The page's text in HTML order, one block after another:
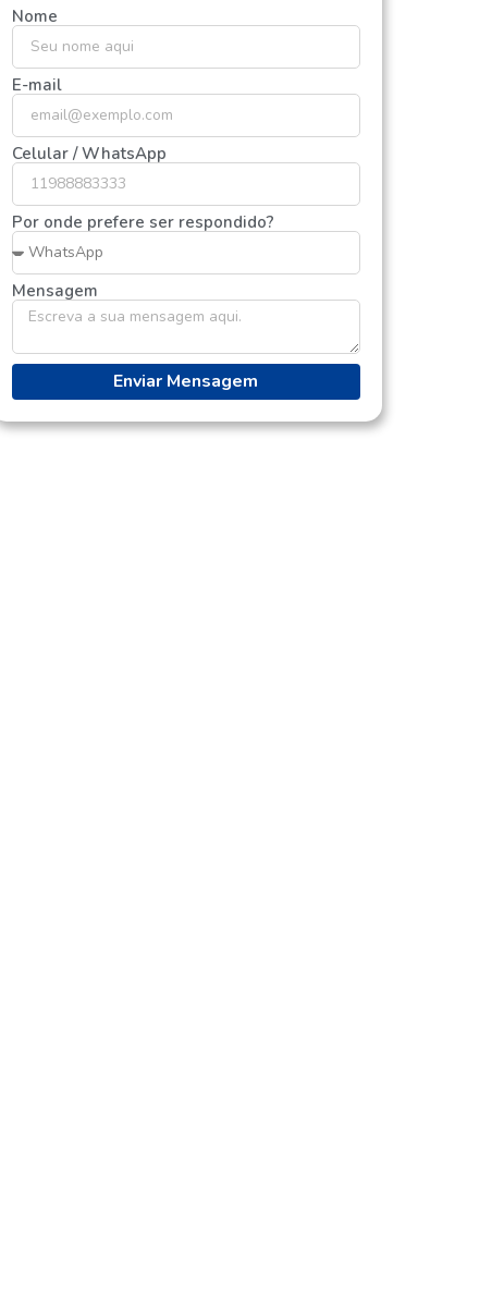
Nome
E-mail
Celular / WhatsApp
Por onde prefere ser respondido?
Mensagem
Enviar Mensagem